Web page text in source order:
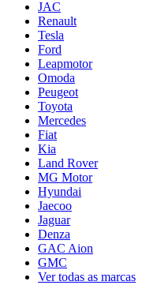
JAC
Renault
Tesla
Ford
Leapmotor
Omoda
Peugeot
Toyota
Mercedes
Fiat
Kia
Land Rover
MG Motor
Hyundai
Jaecoo
Jaguar
Denza
GAC Aion
GMC
Ver todas as marcas